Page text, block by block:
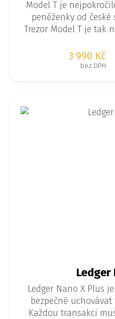
Model T je
peněženky od české
Trezor Model T je tak
3 990 Kč
bez DPH
Ledger
Ledger Nano X Plus
bezpečně uchovávat
Každou transakci